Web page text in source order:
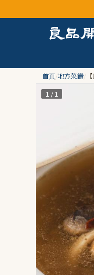
首頁/地方菜餚/
1 / 1